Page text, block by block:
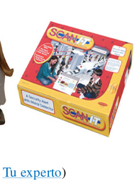
Tu experto)